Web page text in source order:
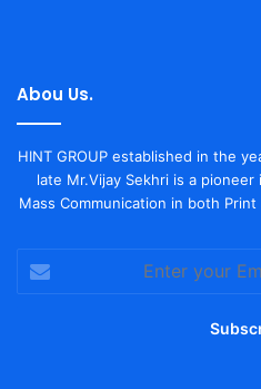
Abou Us.
HINT GROUP established in the
late Mr.Vijay Sekhri is a
Mass Communication in both
your